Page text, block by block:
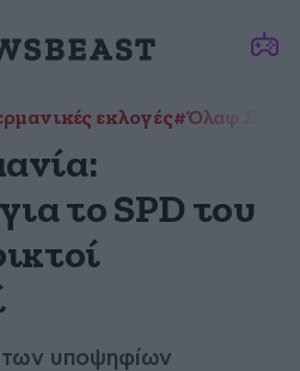
εκλογές#Όλαφ Σολτς
το SPD του
υποψηφίων